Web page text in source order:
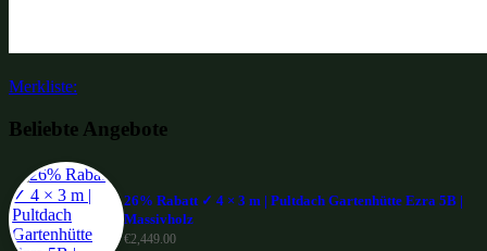
Merkliste:
Beliebte Angebote
26% Rabatt ✓ 4 × 3 m | Pultdach Gartenhütte Ezra 5B |
Massivholz
€2,449.00